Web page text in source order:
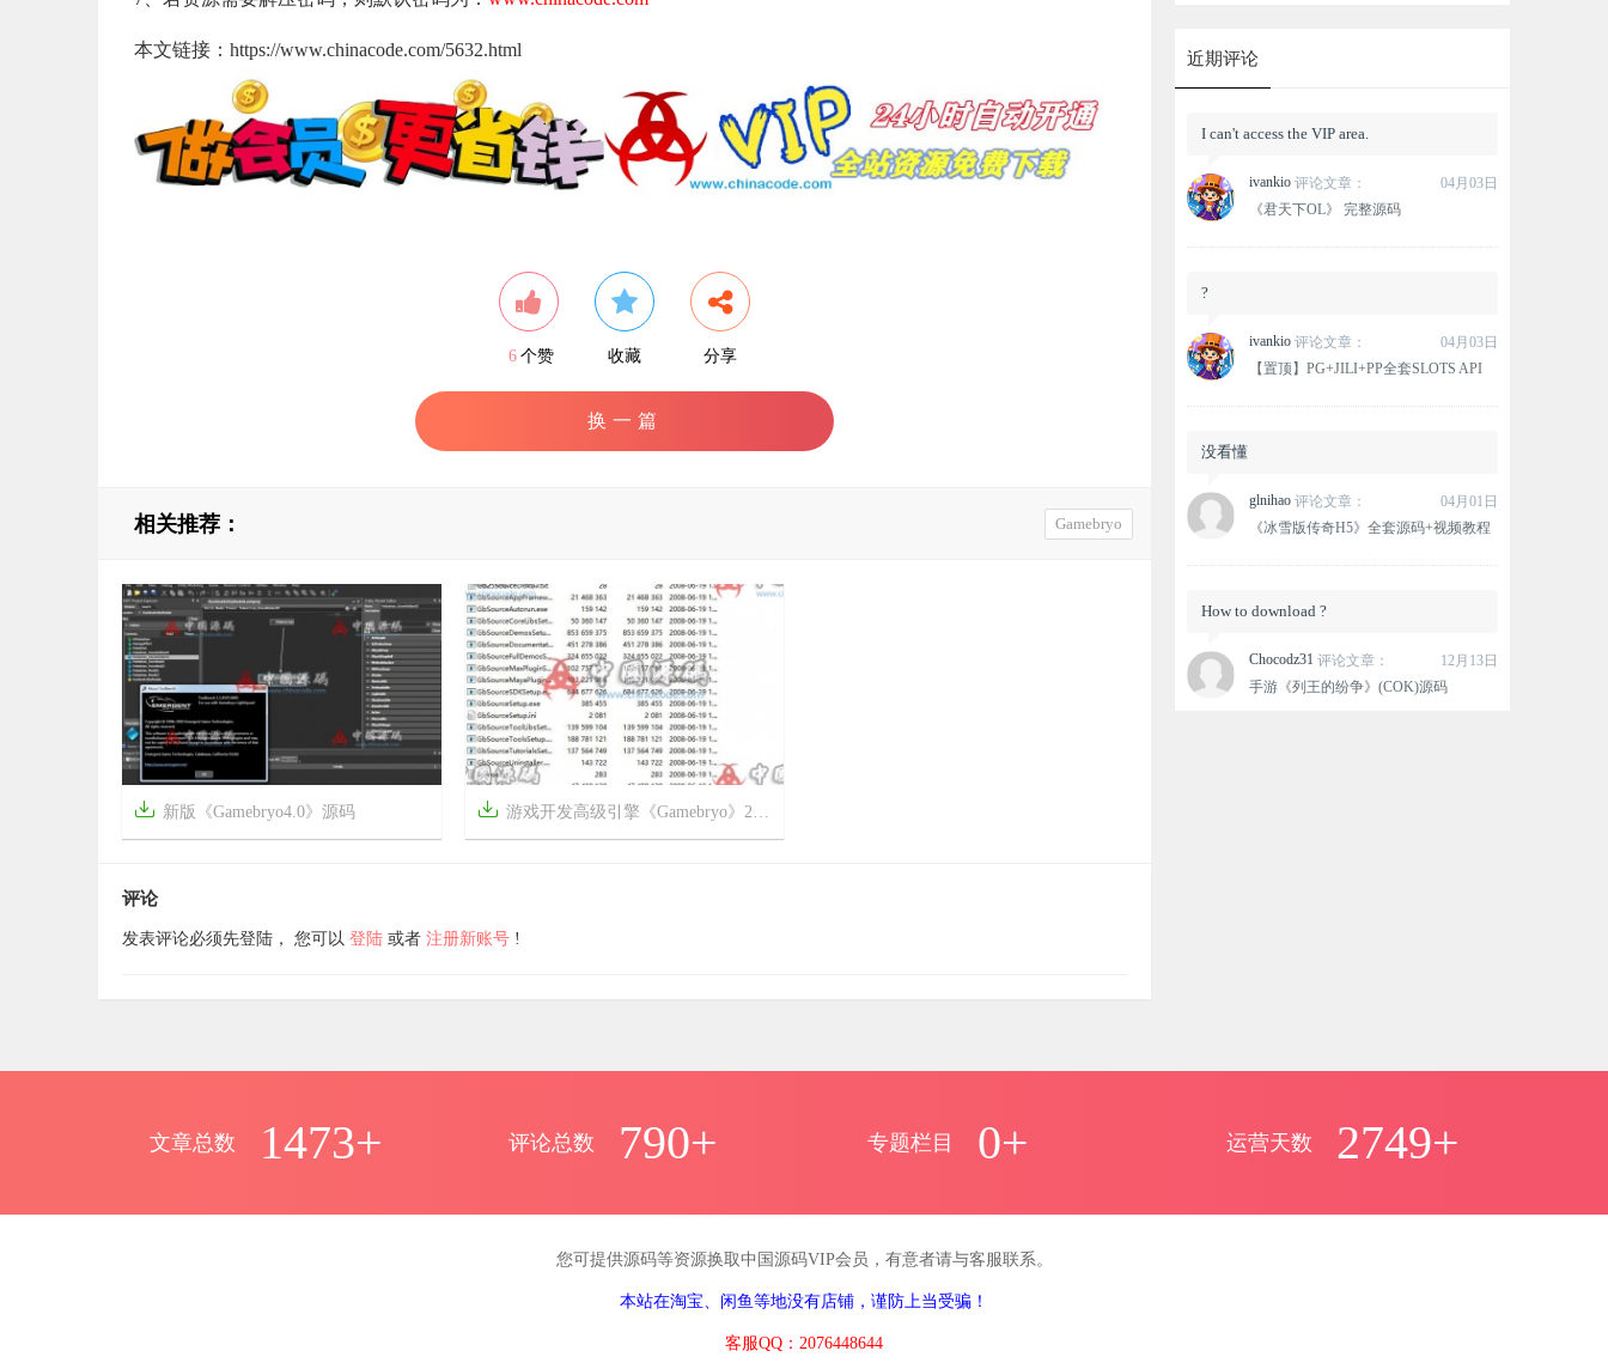
本文链接：https://www.chinacode.com/5632.html
6 个赞 收藏 分享
换一篇
相关推荐： Gamebryo
 新版《Gamebryo4.0》源码  游戏开发高级引擎《Gamebryo》2.5源码
评论
发表评论必须先登陆， 您可以 登陆 或者 注册新账号 !
近期评论
I can't access the VIP area.
ivankio 评论文章：
04月03日
《君天下OL》 完整源码
?
ivankio 评论文章：
04月03日
【置顶】PG+JILI+PP全套SLOTS API
没看懂
glnihao 评论文章：
04月01日
《冰雪版传奇H5》全套源码+视频教程
How to download ?
Chocodz31 评论文章：
12月13日
手游《列王的纷争》(COK)源码
azuss1688 评论文章：
11月01日
文章总数 1473+ 评论总数 790+ 专题栏目 0+ 运营天数 2749+
您可提供源码等资源换取中国源码VIP会员，有意者请与客服联系。
本站在淘宝、闲鱼等地没有店铺，谨防上当受骗！
客服QQ：2076448644